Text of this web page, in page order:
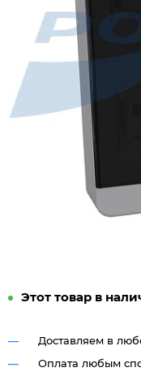
Этот товар в
Доставляем в
Оплата любым